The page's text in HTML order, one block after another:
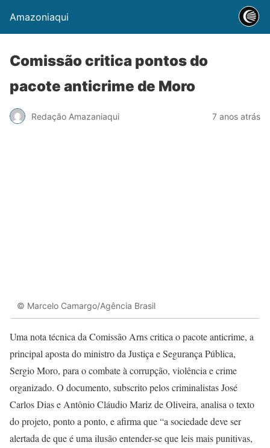
Amazoniaqui
Comissão critica pontos do
pacote anticrime de Moro
Redação Amazaniaqui 7 anos atrás
© Marcelo Camargo/Agência Brasil
Uma nota técnica da Comissão Arns critica o pacote anticrime, a
principal aposta do ministro da Justiça e Segurança Pública,
Sergio Moro, para o combate à corrupção, violência e crime
organizado. O documento, subscrito pelos criminalistas José
Carlos Dias e Antônio Cláudio Mariz de Oliveira, analisa o texto
do projeto, ponto a ponto, e afirma que “a sociedade deve ser
alertada de que é uma ilusão entender-se que leis mais punitivas,